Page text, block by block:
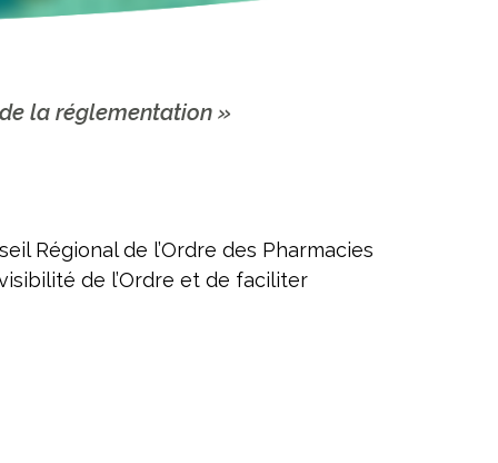
la réglementation »
Régional de l’Ordre des Pharmacies
de l’Ordre et de faciliter